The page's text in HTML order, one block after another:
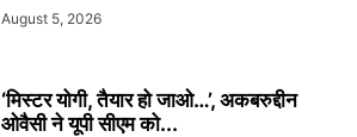
August 5, 2026
‘मिस्टर योगी, तैयार हो जाओ…’, अकबरुद्दीन
ओवैसी ने यूपी सीएम को...